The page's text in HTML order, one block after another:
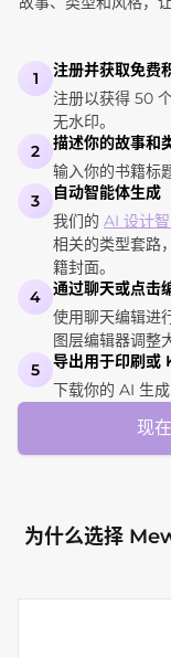
1
注册并获取免费
注册以获得 50
无水印。
2
描述你的故事和
输入你的书籍标
3
自动智能体生成
我们的 AI 设计
相关的类型套路
籍封面。
4
通过聊天或点击
使用聊天编辑
图层编辑器调整
5
导出用于印刷
下载你的 AI 生
现
为什么选择